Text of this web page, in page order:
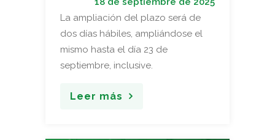
La ampliación del plazo será de
dos días hábiles, ampliándose el
mismo hasta el día 23 de
septiembre, inclusive.
Leer más